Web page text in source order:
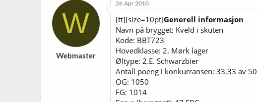
r
a
o
W
Webmaster
26 Apr 2010
[tt][size=10pt]Generell informasjon
Navn på brygget: Kveld i skuten
Kode: BBT723
Hovedklasse: 2. Mørk lager
Øltype: 2.E. Schwarzbier
Antall poeng i konkurransen: 33,33 av 50
OG: 1050
FG: 1014